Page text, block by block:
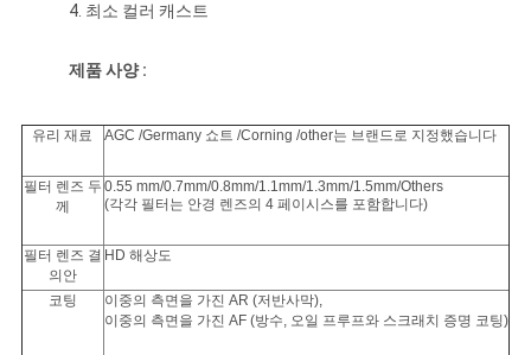
맵
POLICY
4. 최소 컬러 캐스트
제품 사양 :
유리 재료 AGC /Germany 쇼트 /Corning /other는 브랜드로 지정했습니다
필터 렌즈 두
께
0.55 mm/0.7mm/0.8mm/1.1mm/1.3mm/1.5mm/Others
(각각 필터는 안경 렌즈의 4 페이시스를 포함합니다)
필터 렌즈 결
의안
HD 해상도
코팅
이중의 측면을 가진 AR (저반사막),
이중의 측면을 가진 AF (방수, 오일 프루프와 스크래치 증명 코팅)